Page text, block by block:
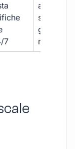
7
studio e
gestione
manuale